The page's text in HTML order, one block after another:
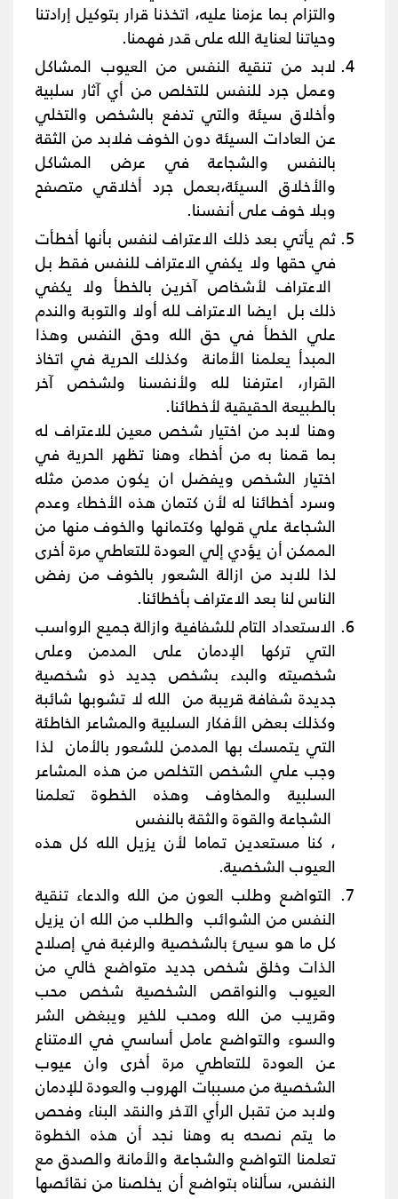
والتزام بما عزمنا عليه، اتخذنا قرار بتوكيل إرادتنا
وحياتنا لعناية الله على قدر فهمنا.
لابد من تنقية النفس من العيوب المشاكل
وعمل جرد للنفس للتخلص من أي آثار سلبية
وأخلاق سيئة والتي تدفع بالشخص والتخلي
عن العادات السيئة دون الخوف فلابد من الثقة
بالنفس والشجاعة في عرض المشاكل
والأخلاق السيئة،بعمل جرد أخلاقي متصفح
وبلا خوف على أنفسنا.
ثم يأتي بعد ذلك الاعتراف لنفس بأنها أخطأت
في حقها ولا يكفي الاعتراف للنفس فقط بل
الاعتراف لأشخاص آخرين بالخطأ ولا يكفي
ذلك بل ايضا الاعتراف لله أولا والتوبة والندم
علي الخطأ في حق الله وحق النفس وهذا
المبدأ يعلمنا الأمانة وكذلك الحرية في اتخاذ
القرار، اعترفنا لله ولأنفسنا ولشخص آخر
بالطبيعة الحقيقية لأخطائنا.
وهنا لابد من اختيار شخص معين للاعتراف له
بما قمنا به من أخطاء وهنا تظهر الحرية في
اختيار الشخص ويفضل ان يكون مدمن مثله
وسرد أخطائنا له لأن كتمان هذه الأخطاء وعدم
الشجاعة علي قولها وكتمانها والخوف منها من
الممكن أن يؤدي إلي العودة للتعاطي مرة أخرى
لذا للابد من ازالة الشعور بالخوف من رفض
الناس لنا بعد الاعتراف بأخطائنا.
الاستعداد التام للشفافية وازالة جميع الرواسب
التي تركها الإدمان على المدمن وعلى
شخصيته والبدء بشخص جديد ذو شخصية
جديدة شفافة قريبة من الله لا تشوبها شائبة
وكذلك بعض الأفكار السلبية والمشاعر الخاطئة
التي يتمسك بها المدمن للشعور بالأمان لذا
وجب علي الشخص التخلص من هذه المشاعر
السلبية والمخاوف وهذه الخطوة تعلمنا
الشجاعة والقوة والثقة بالنفس
، كنا مستعدين تماما لأن يزيل الله كل هذه
العيوب الشخصية.
التواضع وطلب العون من الله والدعاء تنقية
النفس من الشوائب والطلب من الله ان يزيل
كل ما هو سيئ بالشخصية والرغبة في إصلاح
الذات وخلق شخص جديد متواضع خالي من
العيوب والنواقص الشخصية شخص محب
وقريب من الله ومحب للخير ويبغض الشر
والسوء والتواضع عامل أساسي في الامتناع
عن العودة للتعاطي مرة أخرى وان عيوب
الشخصية من مسببات الهروب والعودة للإدمان
ولابد من تقبل الرأي الآخر والنقد البناء وفحص
ما يتم نصحه به وهنا نجد أن هذه الخطوة
تعلمنا التواضع والشجاعة والأمانة والصدق مع
النفس، سألناه بتواضع أن يخلصنا من نقائصها